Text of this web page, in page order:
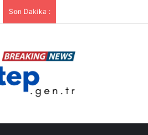
Son Dakika :